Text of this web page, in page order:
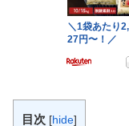
目次 [hide]